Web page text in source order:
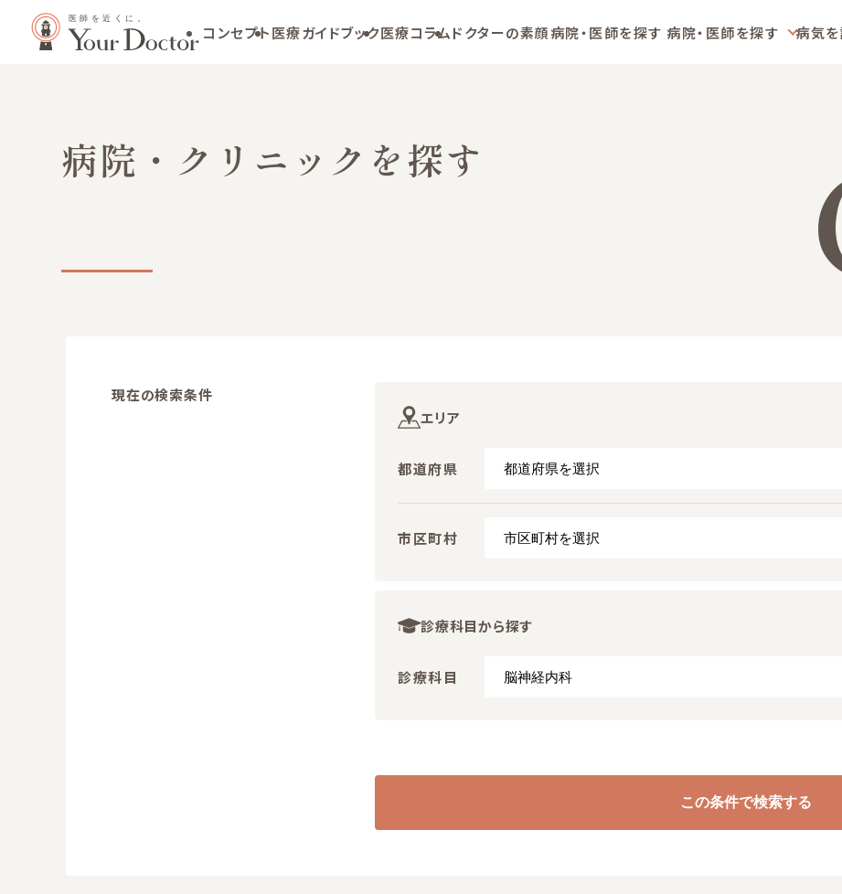
コンセプト医療ガイドブック医療コラムドクターの素顔病院・医師を探す 病院・医師を探す 病気
病院・クリニックを探す
現在の検索条件
エリア
都道府県
市区町村
診療科目から探す
診療科目
この条件で検索する